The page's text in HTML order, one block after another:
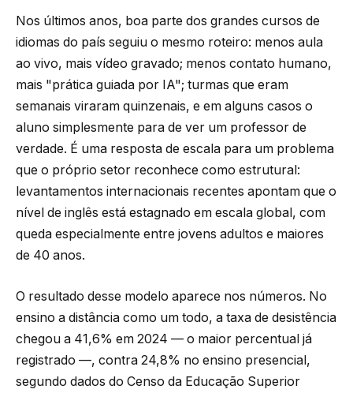
Nos últimos anos, boa parte dos grandes cursos de
idiomas do país seguiu o mesmo roteiro: menos aula
ao vivo, mais vídeo gravado; menos contato humano,
mais "prática guiada por IA"; turmas que eram
semanais viraram quinzenais, e em alguns casos o
aluno simplesmente para de ver um professor de
verdade. É uma resposta de escala para um problema
que o próprio setor reconhece como estrutural:
levantamentos internacionais recentes apontam que o
nível de inglês está estagnado em escala global, com
queda especialmente entre jovens adultos e maiores
de 40 anos.
O resultado desse modelo aparece nos números. No
ensino a distância como um todo, a taxa de desistência
chegou a 41,6% em 2024 — o maior percentual já
registrado —, contra 24,8% no ensino presencial,
segundo dados do Censo da Educação Superior